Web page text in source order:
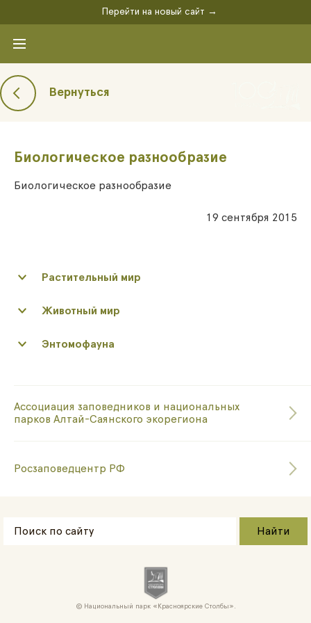
Перейти на новый сайт →
Вернуться
Биологическое разнообразие
Биологическое разнообразие
19 сентября 2015
Растительный мир
Животный мир
Энтомофауна
Ассоциация заповедников и национальных
парков Алтай-Саянского экорегиона
Росзаповедцентр РФ
Национальный парк «Красноярские Cтолбы».